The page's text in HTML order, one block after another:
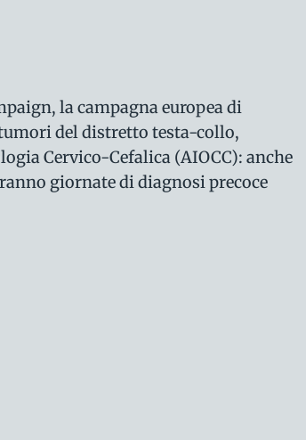
la campagna europea di
del distretto testa-collo,
Cervico-Cefalica (AIOCC): anche
giornate di diagnosi precoce